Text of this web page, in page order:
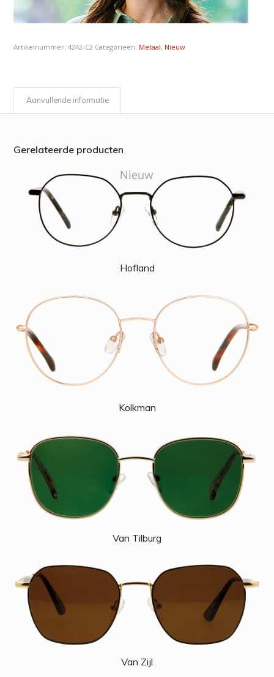
Artikelnummer:4242-C2 Categorieën: Metaal, Nieuw
Aanvullende informatie
Gerelateerde producten
Hofland
Kolkman
Van Tilburg
Van Zijl